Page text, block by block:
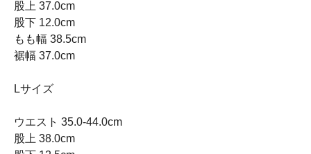
股上 37.0cm
股下 12.0cm
もも幅 38.5cm
裾幅 37.0cm
Lサイズ
ウエスト 35.0-44.0cm
股上 38.0cm